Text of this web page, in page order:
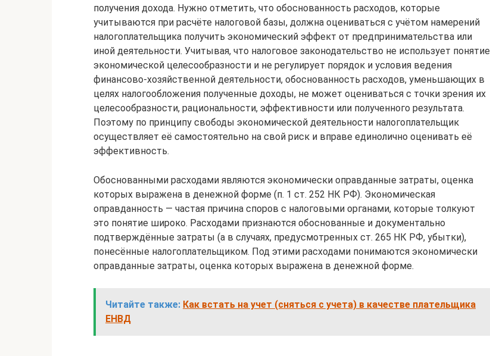
получения дохода. Нужно отметить, что обоснованность расходов, которые
учитываются при расчёте налоговой базы, должна оцениваться с учётом намерений
налогоплательщика получить экономический эффект от предпринимательства или
иной деятельности. Учитывая, что налоговое законодательство не использует понятие
экономической целесообразности и не регулирует порядок и условия ведения
финансово-хозяйственной деятельности, обоснованность расходов, уменьшающих в
целях налогообложения полученные доходы, не может оцениваться с точки зрения их
целесообразности, рациональности, эффективности или полученного результата.
Поэтому по принципу свободы экономической деятельности налогоплательщик
осуществляет её самостоятельно на свой риск и вправе единолично оценивать её
эффективность.
Обоснованными расходами являются экономически оправданные затраты, оценка
которых выражена в денежной форме (п. 1 ст. 252 НК РФ). Экономическая
оправданность — частая причина споров с налоговыми органами, которые толкуют
это понятие широко. Расходами признаются обоснованные и документально
подтверждённые затраты (а в случаях, предусмотренных ст. 265 НК РФ, убытки),
понесённые налогоплательщиком. Под этими расходами понимаются экономически
оправданные затраты, оценка которых выражена в денежной форме.
Читайте также: Как встать на учет (сняться с учета) в качестве плательщика
ЕНВД